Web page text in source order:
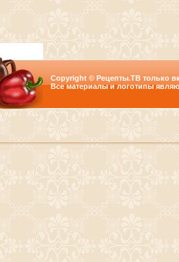
Copyright © Рецепты.ТВ только
Все материалы и логотипы